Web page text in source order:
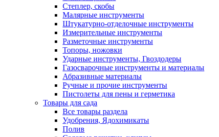
Степлер, скобы
Малярные инструменты
Штукатурно-отделочные инструменты
Измерительные инструменты
Разметочные инструменты
Топоры, ножовки
Ударные инструменты, Гвоздодеры
Газосварочные инструменты и материалы
Абразивные материалы
Ручные и прочие инструменты
Пистолеты для пены и герметика
Товары для сада
Все товары раздела
Удобрения, Ядохимикаты
Полив